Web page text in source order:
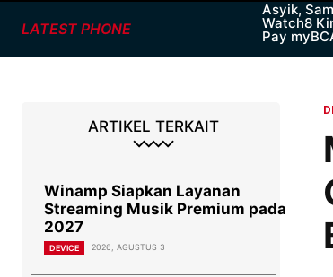
LATEST PHONE
Asyik,
Watch8
Pay
ARTIKEL TERKAIT
Winamp Siapkan Layanan
Streaming Musik Premium pada
2027
DEVICE 2026, AGUSTUS 3